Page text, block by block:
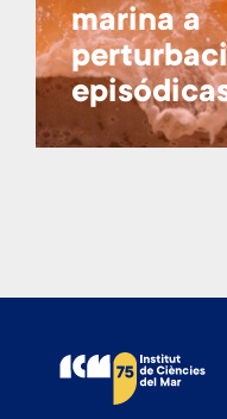
marina a